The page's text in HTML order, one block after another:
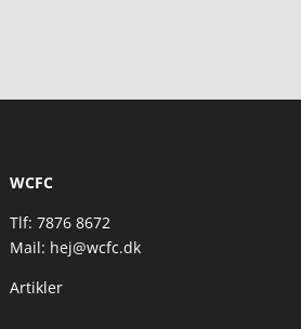
WCFC
Tlf: 7876 8672
Mail: hej@wcfc.dk
Artikler